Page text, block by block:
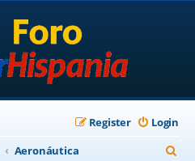
Login
Register
Aeronáutica